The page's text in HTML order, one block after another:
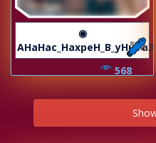
◉
AHaHac_HaxpeH_B_yHuTa3
568